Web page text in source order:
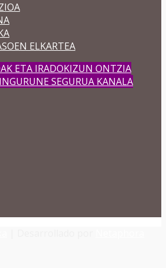
ELKARTEA
ETA IRADOKIZUN ONTZIA
SEGURUA KANALA